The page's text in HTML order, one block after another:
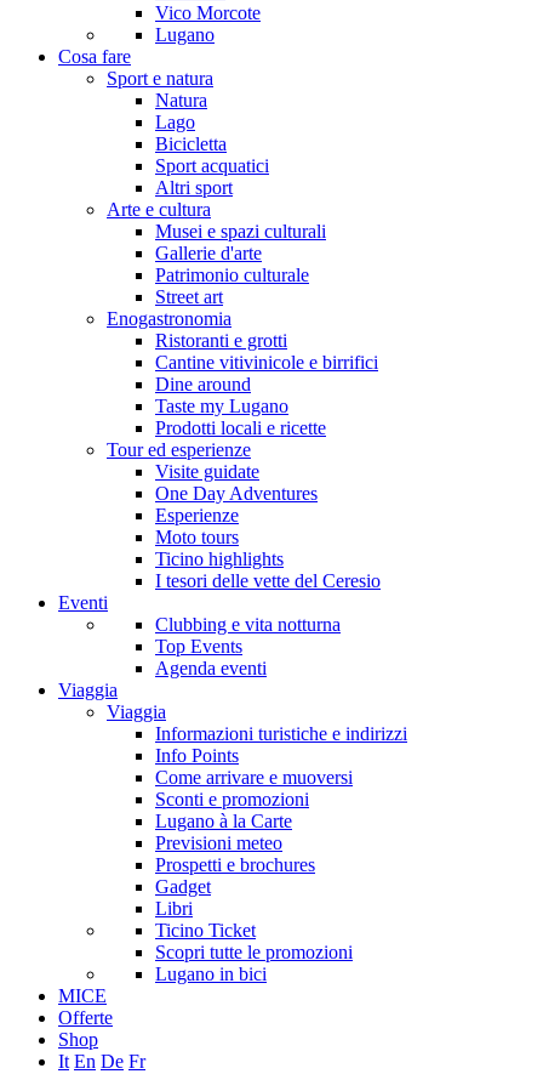
Vico Morcote
Lugano
Cosa fare
Sport e natura
Natura
Lago
Bicicletta
Sport acquatici
Altri sport
Arte e cultura
Musei e spazi culturali
Gallerie d'arte
Patrimonio culturale
Street art
Enogastronomia
Ristoranti e grotti
Cantine vitivinicole e birrifici
Dine around
Taste my Lugano
Prodotti locali e ricette
Tour ed esperienze
Visite guidate
One Day Adventures
Esperienze
Moto tours
Ticino highlights
I tesori delle vette del Ceresio
Eventi
Clubbing e vita notturna
Top Events
Agenda eventi
Viaggia
Viaggia
Informazioni turistiche e indirizzi
Info Points
Come arrivare e muoversi
Sconti e promozioni
Lugano à la Carte
Previsioni meteo
Prospetti e brochures
Gadget
Libri
Ticino Ticket
Scopri tutte le promozioni
Lugano in bici
MICE
Offerte
Shop
It En De Fr